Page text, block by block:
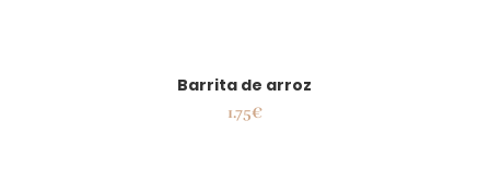
Barrita de arroz
1.75€